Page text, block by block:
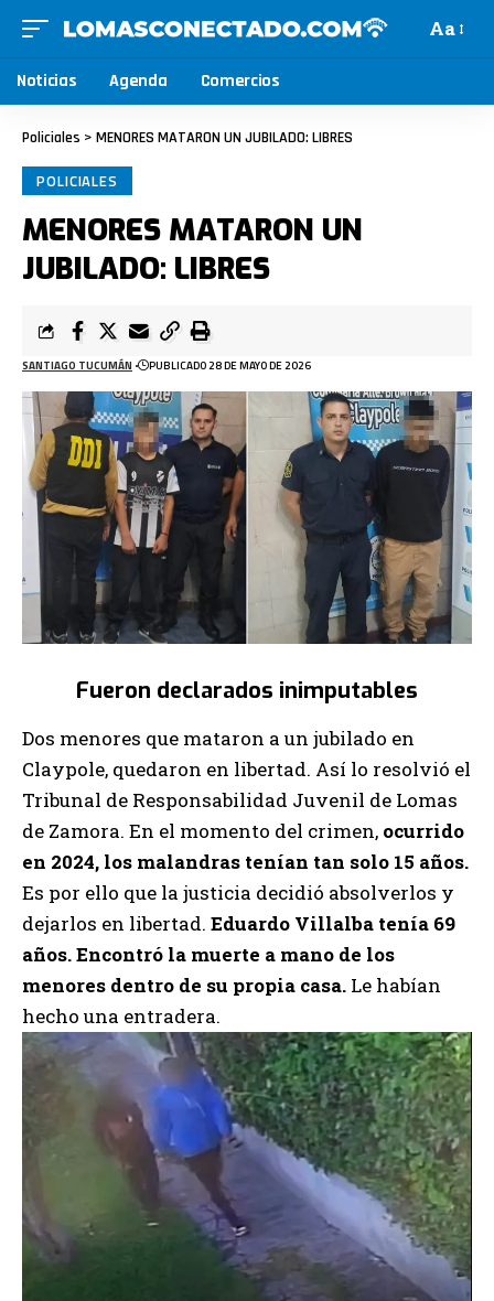
Aa
Noticias Agenda Comercios
Policiales > MENORES MATARON UN JUBILADO: LIBRES
POLICIALES
MENORES MATARON UN
JUBILADO: LIBRES
SANTIAGO TUCUMÁN PUBLICADO 28 DE MAYO DE 2026
Fueron declarados inimputables
Dos menores que mataron a un jubilado en
Claypole, quedaron en libertad. Así lo resolvió el
Tribunal de Responsabilidad Juvenil de Lomas
de Zamora. En el momento del crimen, ocurrido
en 2024, los malandras tenían tan solo 15 años.
Es por ello que la justicia decidió absolverlos y
dejarlos en libertad. Eduardo Villalba tenía 69
años. Encontró la muerte a mano de los
menores dentro de su propia casa. Le habían
hecho una entradera.